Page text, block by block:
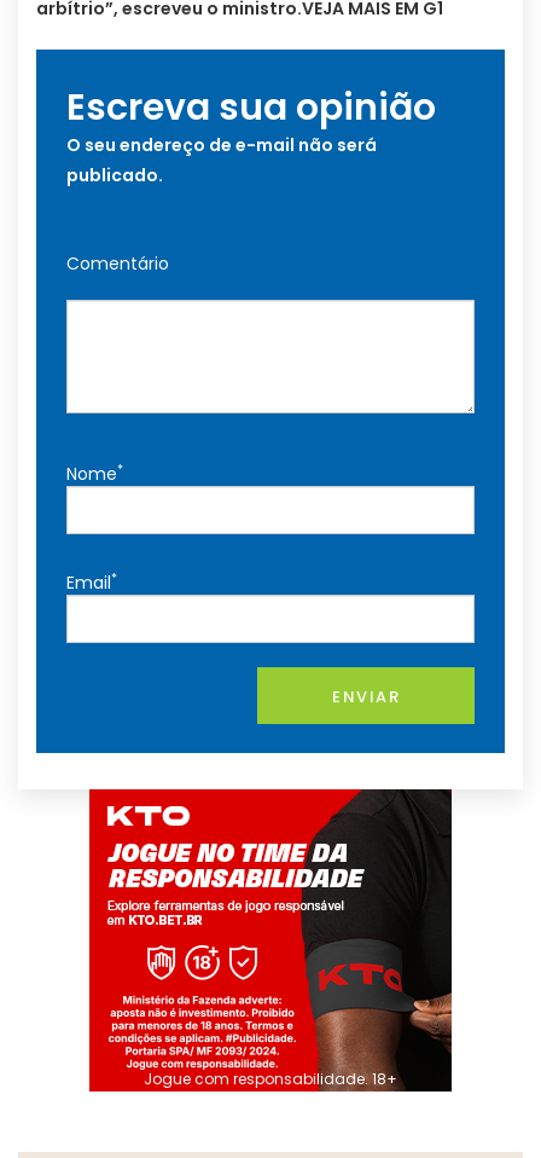
arbítrio”, escreveu o ministro.VEJA MAIS EM G1
Escreva sua opinião
O seu endereço de e-mail não será
publicado.
Comentário
Nome*
Email*
ENVIAR
Jogue com responsabilidade. 18+